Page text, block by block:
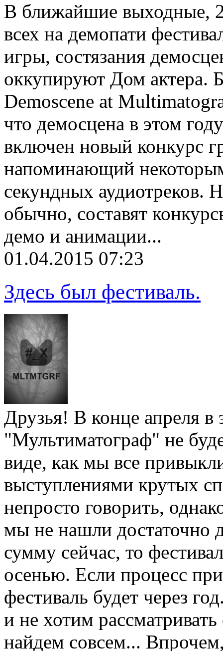
В ближайшие выходные,
всех на демопати
игры, состязания
оккупируют Дом актера.
Demoscene at
что демосцена в этом
включен новый конкурс
напоминающий
секундных аудиотреков.
обычно, составят
демо и анимации...
01.04.2015 07:23
Здесь был фестиваль.
Друзья! В конце апреля в
"Мультиматограф" не
виде, как мы все
выступлениями крутых
непросто говорить,
мы не нашли достаточно
сумму сейчас, то
осенью. Если процесс
фестиваль будет через
и не хотим
найдем совсем...